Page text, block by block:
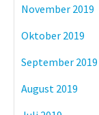
November 2019
Oktober 2019
September 2019
August 2019